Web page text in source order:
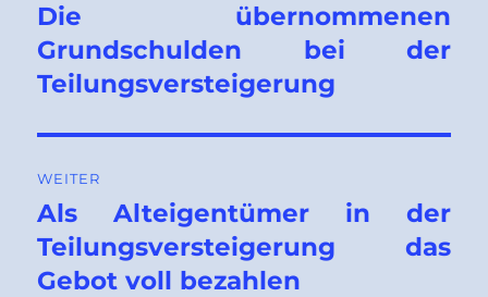
Vorheriger
Beitrag:
Die übernommenen
Grundschulden bei der
Teilungsversteigerung
WEITER
Nächster
Beitrag:
Als Alteigentümer in der
Teilungsversteigerung das
Gebot voll bezahlen